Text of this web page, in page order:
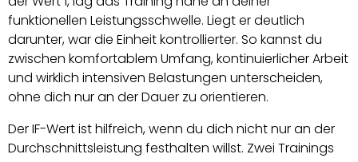
funktionellen Leistungsschwelle. Liegt er deutlich
darunter, war die Einheit kontrollierter. So kannst du
zwischen komfortablem Umfang, kontinuierlicher Arbeit
und wirklich intensiven Belastungen unterscheiden,
ohne dich nur an der Dauer zu orientieren.
Der IF-Wert ist hilfreich, wenn du dich nicht nur an der
Durchschnittsleistung festhalten willst. Zwei Trainings